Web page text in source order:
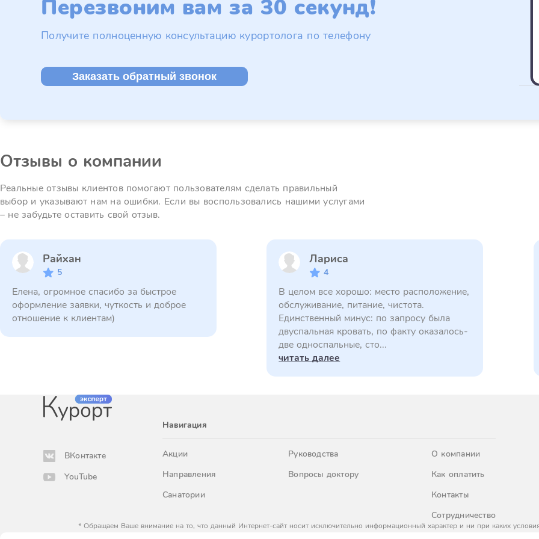
Перезвоним вам за 30 секунд!
Получите полноценную консультацию курортолога по телефону
Заказать обратный звонок
Отзывы о компании
Реальные отзывы клиентов помогают пользователям сделать правильный
выбор и указывают нам на ошибки. Если вы воспользовались нашими услугами
– не забудьте оставить свой отзыв.
Райхан
5
Елена, огромное спасибо за быстрое
оформление заявки, чуткость и доброе
отношение к клиентам)
Лариса
4
В целом все хорошо: место расположение,
обслуживание, питание, чистота.
Единственный минус: по запросу была
двуспальная кровать, по факту оказалось-
две односпальные, сто...
читать далее
ВКонтакте
YouTube
Навигация
Акции
Направления
Санатории
Руководства
Вопросы доктору
О компании
Как оплатить
Контакты
Сотрудничество
* Обращаем Ваше внимание на то, что данный Интернет-сайт носит исключительно информационный характер и ни при каких